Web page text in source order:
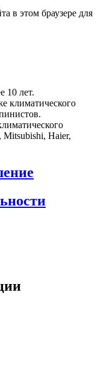
в этом браузере для
10 лет.
климатического
Haier,